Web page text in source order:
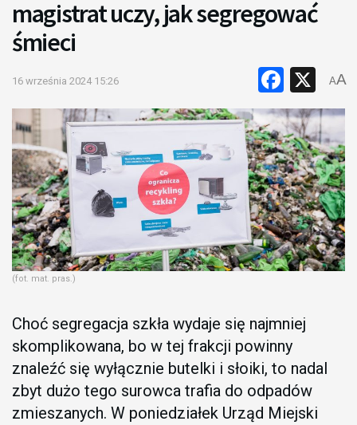
magistrat uczy, jak segregować
śmieci
16 września 2024 15:26 X
AA
(fot. mat. pras.)
Choć segregacja szkła wydaje się najmniej
skomplikowana, bo w tej frakcji powinny
znaleźć się wyłącznie butelki i słoiki, to nadal
zbyt dużo tego surowca trafia do odpadów
zmieszanych. W poniedziałek Urząd Miejski